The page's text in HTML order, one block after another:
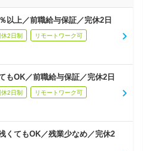
以上／前職給与保証／完休2日
2日制 リモートワーク可
もOK／前職給与保証／完休2日
2日制 リモートワーク可
くてもOK／残業少なめ／完休2